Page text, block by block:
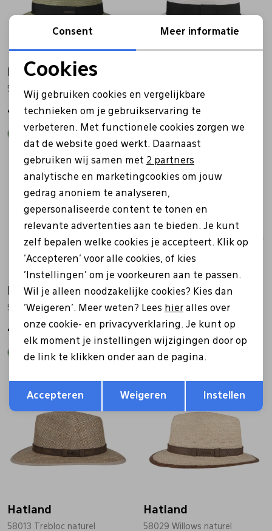
Hatland
55044 Sim groen
49,99
55044 Sim wit
49,99
Hatland
55044 Sim naturel
49,99
Hatland
55044 Sim beige
49,99
Hatland
58013 Trebloc naturel
Hatland
58029 Willows naturel
Noodzakelijke cookies
Analytische cookies
Marketing cookies
Terug Opslaan
Consent Meer informatie
Cookies
Wij gebruiken cookies en vergelijkbare
technieken om je gebruikservaring te
verbeteren. Met functionele cookies zorgen we
dat de website goed werkt. Daarnaast
gebruiken wij samen met 2 partners
analytische en marketingcookies om jouw
gedrag anoniem te analyseren,
gepersonaliseerde content te tonen en
relevante advertenties aan te bieden. Je kunt
zelf bepalen welke cookies je accepteert. Klik op
'Accepteren' voor alle cookies, of kies
'Instellingen' om je voorkeuren aan te passen.
Wil je alleen noodzakelijke cookies? Kies dan
'Weigeren'. Meer weten? Lees hier alles over
onze cookie- en privacyverklaring. Je kunt op
elk moment je instellingen wijzigingen door op
de link te klikken onder aan de pagina.
Accepteren Weigeren Instellen